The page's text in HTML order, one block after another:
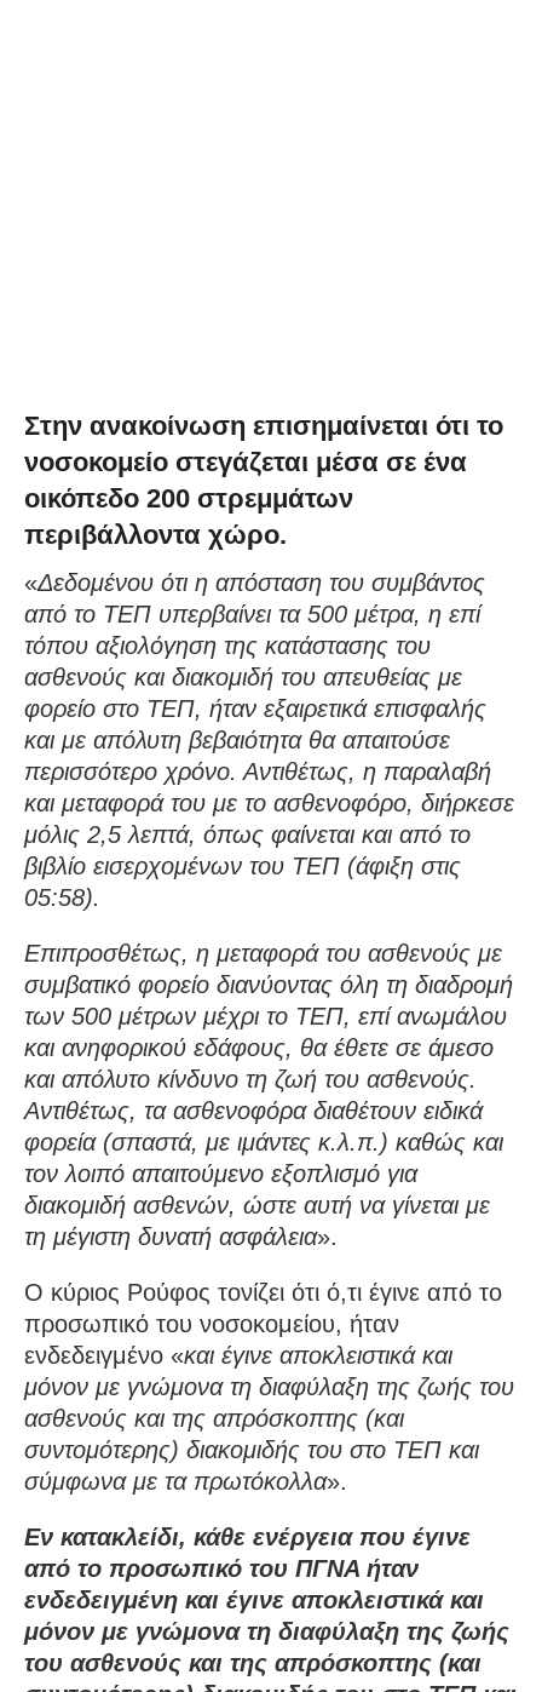
Στην ανακοίνωση επισημαίνεται ότι το
νοσοκομείο στεγάζεται μέσα σε ένα
οικόπεδο 200 στρεμμάτων
περιβάλλοντα χώρο.
«Δεδομένου ότι η απόσταση του συμβάντος
από το ΤΕΠ υπερβαίνει τα 500 μέτρα, η επί
τόπου αξιολόγηση της κατάστασης του
ασθενούς και διακομιδή του απευθείας με
φορείο στο ΤΕΠ, ήταν εξαιρετικά επισφαλής
και με απόλυτη βεβαιότητα θα απαιτούσε
περισσότερο χρόνο. Αντιθέτως, η παραλαβή
και μεταφορά του με το ασθενοφόρο, διήρκεσε
μόλις 2,5 λεπτά, όπως φαίνεται και από το
βιβλίο εισερχομένων του ΤΕΠ (άφιξη στις
05:58).
Επιπροσθέτως, η μεταφορά του ασθενούς με
συμβατικό φορείο διανύοντας όλη τη διαδρομή
των 500 μέτρων μέχρι το ΤΕΠ, επί ανωμάλου
και ανηφορικού εδάφους, θα έθετε σε άμεσο
και απόλυτο κίνδυνο τη ζωή του ασθενούς.
Αντιθέτως, τα ασθενοφόρα διαθέτουν ειδικά
φορεία (σπαστά, με ιμάντες κ.λ.π.) καθώς και
τον λοιπό απαιτούμενο εξοπλισμό για
διακομιδή ασθενών, ώστε αυτή να γίνεται με
τη μέγιστη δυνατή ασφάλεια».
Ο κύριος Ρούφος τονίζει ότι ό,τι έγινε από το
προσωπικό του νοσοκομείου, ήταν
ενδεδειγμένο «και έγινε αποκλειστικά και
μόνον με γνώμονα τη διαφύλαξη της ζωής του
ασθενούς και της απρόσκοπτης (και
συντομότερης) διακομιδής του στο ΤΕΠ και
σύμφωνα με τα πρωτόκολλα».
Εν κατακλείδι, κάθε ενέργεια που έγινε
από το προσωπικό του ΠΓΝΑ ήταν
ενδεδειγμένη και έγινε αποκλειστικά και
μόνον με γνώμονα τη διαφύλαξη της ζωής
του ασθενούς και της απρόσκοπτης (και